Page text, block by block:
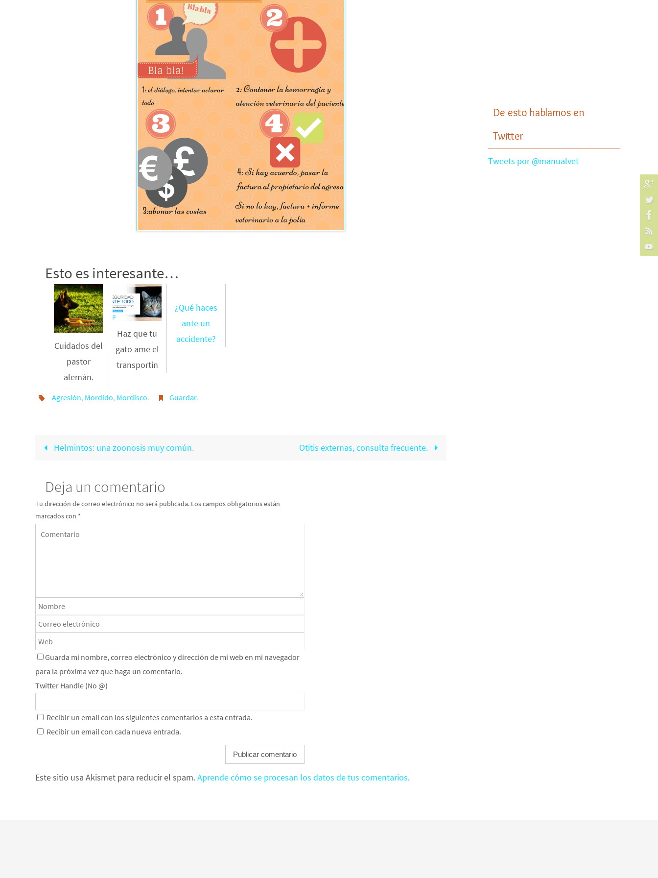
Esto es interesante…
Cuidados del
pastor
alemán.
Haz que tu
gato ame el
transportin
¿Qué haces
ante un
accidente?
Agresión, Mordido, Mordisco. Guardar.
Helmintos: una zoonosis muy común. Otitis externas, consulta frecuente.
Deja un comentario
Tu dirección de correo electrónico no será publicada. Los campos obligatorios están
marcados con *
Guarda mi nombre, correo electrónico y dirección de mi web en mi navegador
para la próxima vez que haga un comentario.
Twitter Handle (No @)
Recibir un email con los siguientes comentarios a esta entrada.
Recibir un email con cada nueva entrada.
Este sitio usa Akismet para reducir el spam.Aprende cómo se procesan los datos de tus comentarios.
De esto hablamos en
Twitter
Tweets por @manualvet